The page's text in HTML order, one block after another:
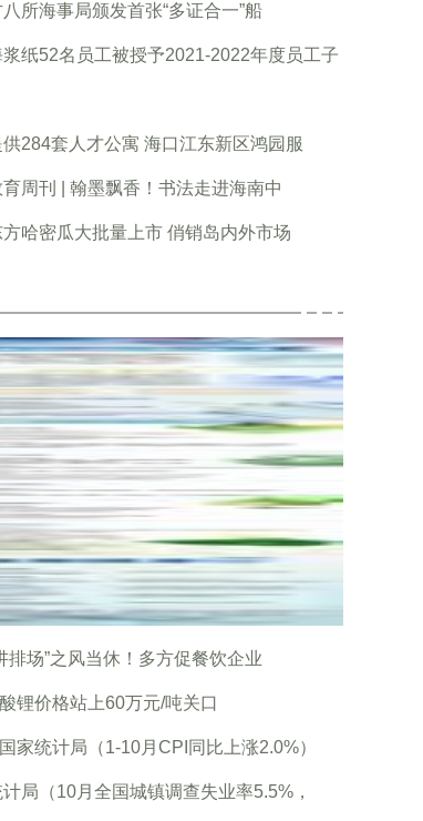
所海事局颁发首张“多证合一”船
纸52名员工被授予2021-2022年度员工子
284套人才公寓 海口江东新区鸿园服
周刊 | 翰墨飘香！书法走进海南中
哈密瓜大批量上市 俏销岛内外市场
排场”之风当休！多方促餐饮企业
锂价格站上60万元/吨关口
家统计局（1-10月CPI同比上涨2.0%）
局（10月全国城镇调查失业率5.5%，